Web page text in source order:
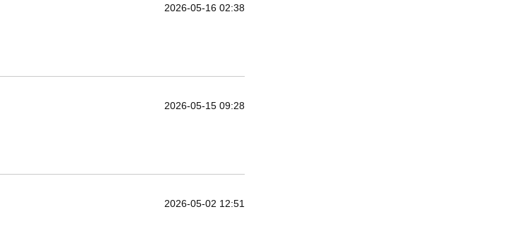
2026-05-16 02:38
2026-05-15 09:28
2026-05-02 12:51